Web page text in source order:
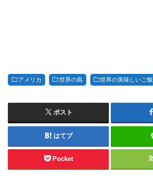
アメリカ 世界の島 世界の美味しいご飯
ポスト
はてブ
Pocket